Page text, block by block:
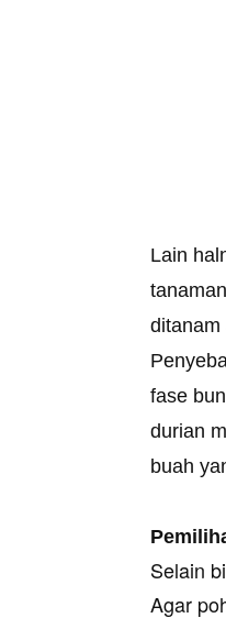
Lain
ditanam
fase
durian
buah
Selain
Agar